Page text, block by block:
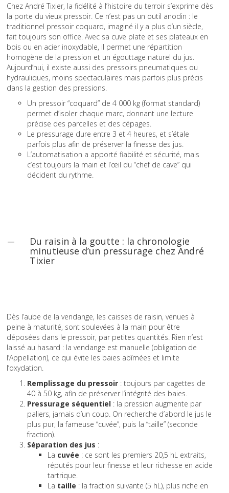
Chez André Tixier, la fidélité à l’histoire du terroir s’exprime dès
la porte du vieux pressoir. Ce n’est pas un outil anodin : le
traditionnel pressoir coquard, imaginé il y a plus d’un siècle,
fait toujours son office. Avec sa cuve plate et ses plateaux en
bois ou en acier inoxydable, il permet une répartition
homogène de la pression et un égouttage naturel du jus.
Aujourd’hui, il existe aussi des pressoirs pneumatiques ou
hydrauliques, moins spectaculaires mais parfois plus précis
dans la gestion des pressions.
Un pressoir “coquard” de 4 000 kg (format standard)
permet d’isoler chaque marc, donnant une lecture
précise des parcelles et des cépages.
Le pressurage dure entre 3 et 4 heures, et s’étale
parfois plus afin de préserver la finesse des jus.
L’automatisation a apporté fiabilité et sécurité, mais
c’est toujours la main et l’œil du “chef de cave” qui
décident du rythme.
Du raisin à la goutte : la chronologie
minutieuse d’un pressurage chez André
Tixier
Dès l’aube de la vendange, les caisses de raisin, venues à
peine à maturité, sont soulevées à la main pour être
déposées dans le pressoir, par petites quantités. Rien n’est
laissé au hasard : la vendange est manuelle (obligation de
l’Appellation), ce qui évite les baies abîmées et limite
l’oxydation.
Remplissage du pressoir : toujours par cagettes de
40 à 50 kg, afin de préserver l’intégrité des baies.
Pressurage séquentiel : la pression augmente par
paliers, jamais d’un coup. On recherche d’abord le jus le
plus pur, la fameuse “cuvée”, puis la “taille” (seconde
fraction).
Séparation des jus :
La cuvée : ce sont les premiers 20,5 hL extraits,
réputés pour leur finesse et leur richesse en acide
tartrique.
La taille : la fraction suivante (5 hL), plus riche en